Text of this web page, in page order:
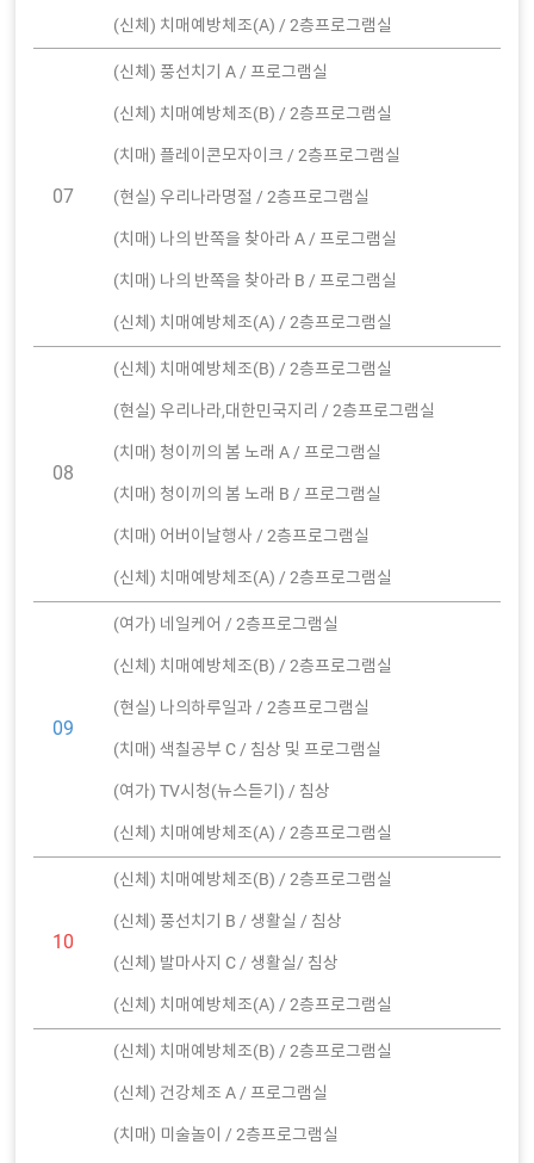
(신체) 치매예방체조(A) / 2층프로그램실
07
(신체) 풍선치기 A / 프로그램실
(신체) 치매예방체조(B) / 2층프로그램실
(치매) 플레이콘모자이크 / 2층프로그램실
(현실) 우리나라명절 / 2층프로그램실
(치매) 나의 반쪽을 찾아라 A / 프로그램실
(치매) 나의 반쪽을 찾아라 B / 프로그램실
(신체) 치매예방체조(A) / 2층프로그램실
08
(신체) 치매예방체조(B) / 2층프로그램실
(현실) 우리나라,대한민국지리 / 2층프로그램실
(치매) 청이끼의 봄 노래 A / 프로그램실
(치매) 청이끼의 봄 노래 B / 프로그램실
(치매) 어버이날행사 / 2층프로그램실
(신체) 치매예방체조(A) / 2층프로그램실
09
(여가) 네일케어 / 2층프로그램실
(신체) 치매예방체조(B) / 2층프로그램실
(현실) 나의하루일과 / 2층프로그램실
(치매) 색칠공부 C / 침상 및 프로그램실
(여가) TV시청(뉴스듣기) / 침상
(신체) 치매예방체조(A) / 2층프로그램실
10
(신체) 치매예방체조(B) / 2층프로그램실
(신체) 풍선치기 B / 생활실 / 침상
(신체) 발마사지 C / 생활실/ 침상
(신체) 치매예방체조(A) / 2층프로그램실
(신체) 치매예방체조(B) / 2층프로그램실
(신체) 건강체조 A / 프로그램실
(치매) 미술놀이 / 2층프로그램실